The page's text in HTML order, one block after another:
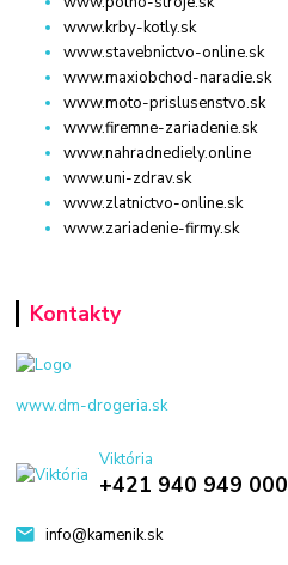
www.krby-kotly.sk
www.stavebnictvo-online.sk
www.maxiobchod-naradie.sk
www.moto-prislusenstvo.sk
www.firemne-zariadenie.sk
www.nahradnediely.online
www.uni-zdrav.sk
www.zlatnictvo-online.sk
www.zariadenie-firmy.sk
Kontakty
www.dm-drogeria.sk
Viktória
+421 940 949 000
info@kamenik.sk